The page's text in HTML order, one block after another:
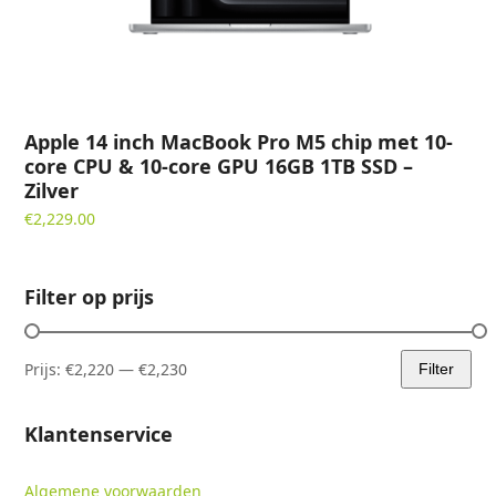
Apple 14 inch MacBook Pro M5 chip met 10-
core CPU & 10-core GPU 16GB 1TB SSD –
Zilver
€2,229.00
Filter op prijs
Min.
Max.
Filter
Prijs:€2,220 —€2,230
Klantenservice
Algemene voorwaarden